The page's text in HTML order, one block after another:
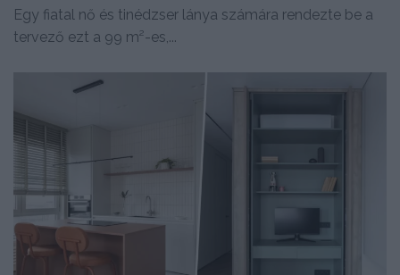
Egy fiatal nő és tinédzser lánya számára rendezte be a
tervező ezt a 99 m²-es,...